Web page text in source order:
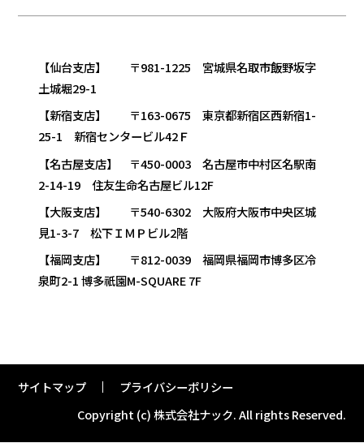
【仙台支店】 〒981-1225 宮城県名取市飯野坂字
土城堀29-1
【新宿支店】 〒163-0675 東京都新宿区西新宿1-
25-1 新宿センタービル42Ｆ
【名古屋支店】 〒450-0003 名古屋市中村区名駅南
2-14-19 住友生命名古屋ビル12F
【大阪支店】 〒540-6302 大阪府大阪市中央区城
見1-3-7 松下ＩＭＰビル2階
【福岡支店】 〒812-0039 福岡県福岡市博多区冷
泉町2-1 博多祇園M-SQUARE 7F
サイトマップ
プライバシーポリシー
Copyright (c) 株式会社ナック.All rights Reserved.